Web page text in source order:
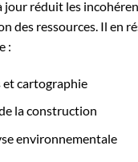
jour réduit les
des ressources. Il en
:
et cartographie
la construction
environnementale